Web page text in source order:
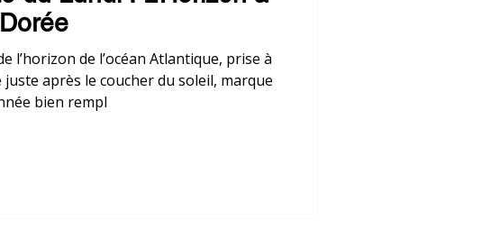
l’horizon de l’océan Atlantique, prise à
juste après le coucher du soleil, marque
bien rempl